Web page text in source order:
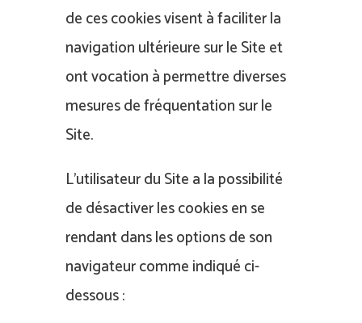
de ces cookies visent à faciliter la
navigation ultérieure sur le Site et
ont vocation à permettre diverses
mesures de fréquentation sur le
Site.
L’utilisateur du Site a la possibilité
de désactiver les cookies en se
rendant dans les options de son
navigateur comme indiqué ci-
dessous :